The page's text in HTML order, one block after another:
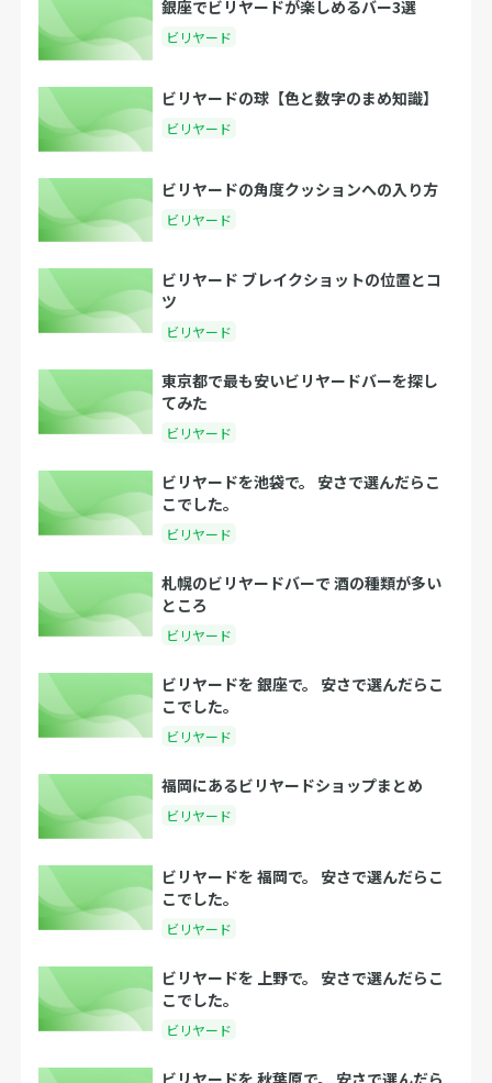
銀座でビリヤードが楽しめるバー3選
ビリヤード
ビリヤードの球【色と数字のまめ知識】
ビリヤード
ビリヤードの角度クッションへの入り方
ビリヤード
ビリヤード ブレイクショットの位置とコ
ツ
ビリヤード
東京都で最も安いビリヤードバーを探し
てみた
ビリヤード
ビリヤードを池袋で。 安さで選んだらこ
こでした。
ビリヤード
札幌のビリヤードバーで 酒の種類が多い
ところ
ビリヤード
ビリヤードを 銀座で。 安さで選んだらこ
こでした。
ビリヤード
福岡にあるビリヤードショップまとめ
ビリヤード
ビリヤードを 福岡で。 安さで選んだらこ
こでした。
ビリヤード
ビリヤードを 上野で。 安さで選んだらこ
こでした。
ビリヤード
ビリヤードを 秋葉原で。 安さで選んだら